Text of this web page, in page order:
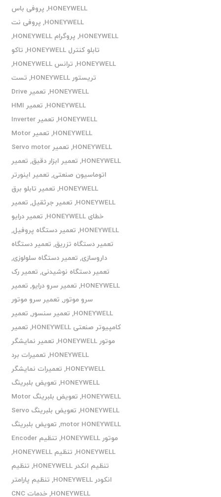
HONEYWELL
, پروفی باس
HONEYWELL
, پروفی نت
HONEYWELL
, پروگرام HONEYWELL
,
تابلو کنترل HONEYWELL
, تاکو
HONEYWELL
, ترانس HONEYWELL
,
تریستور HONEYWELL
, تست
HONEYWELL
,
تعمیر Drive
HONEYWELL
,
تعمیر HMI
HONEYWELL
,
تعمیر Inverter
HONEYWELL
,
تعمیر Motor
HONEYWELL
,
تعمیر Servo motor
HONEYWELL
, تعمیر ابزار دقیق, تعمیر
اتوماسیون صنعتی, تعمیر اینورتر
HONEYWELL
, تعمیر تابلو برق
HONEYWELL
, تعمیر جرثقیل, تعمیر
خطای HONEYWELL
, تعمیر درایو
HONEYWELL
, تعمیر دستگاه پروفیل,
تعمیر دستگاه تزریق, تعمیر دستگاه
داروسازی, تعمیر دستگاه سلولوزی,
تعمیر دستگاه نوشیدنی, تعمیر رک
HONEYWELL
, تعمیر سرو درایو, تعمیر
سرو موتور, تعمیر سرو موتور
HONEYWELL
, تعمیر سنسور, تعمیر
کامپیوتر صنعتی HONEYWELL
, تعمیر
موتور HONEYWELL
, تعمیر نمایشگر
HONEYWELL
, تعمیرات برد
HONEYWELL
, تعمیرات نمایشگر
HONEYWELL
, تعویض بلبرینگ
HONEYWELL
,
تعویض بلبرینگ Motor
HONEYWELL
,
تعویض بلبرینگ Servo
motor HONEYWELL
, تعویض بلبرینگ
موتور HONEYWELL
,
تنظیم Encoder
HONEYWELL
, تنظیم HONEYWELL
,
تنظیم انکدر HONEYWELL
, تنظیم
انکودر HONEYWELL
, تنظیم پارامتر
HONEYWELL
, خدمات CNC